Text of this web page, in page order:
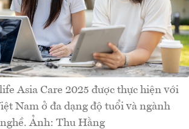
Asia Care 2025 được thực hiện với
Nam ở đa dạng độ tuổi và ngành
nghề. Ảnh: Thu Hằng